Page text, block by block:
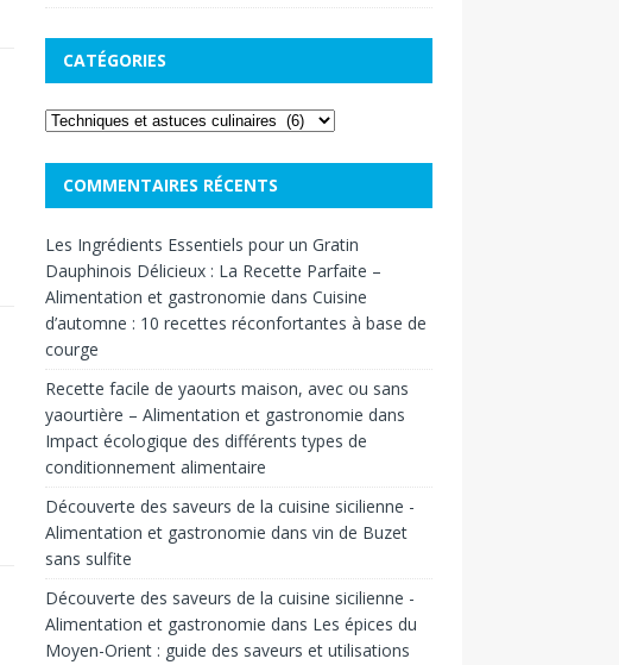
CATÉGORIES
COMMENTAIRES RÉCENTS
Les Ingrédients Essentiels pour un Gratin
Dauphinois Délicieux : La Recette Parfaite –
Alimentation et gastronomie dans Cuisine
d’automne : 10 recettes réconfortantes à base de
courge
Recette facile de yaourts maison, avec ou sans
yaourtière – Alimentation et gastronomie dans
Impact écologique des différents types de
conditionnement alimentaire
Découverte des saveurs de la cuisine sicilienne -
Alimentation et gastronomie dans vin de Buzet
sans sulfite
Découverte des saveurs de la cuisine sicilienne -
Alimentation et gastronomie dans Les épices du
Moyen-Orient : guide des saveurs et utilisations